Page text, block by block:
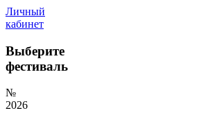
Личный
кабинет
Выберите
фестиваль
№
2026